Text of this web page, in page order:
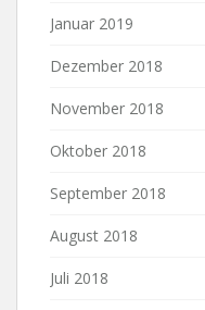
Januar 2019
Dezember 2018
November 2018
Oktober 2018
September 2018
August 2018
Juli 2018